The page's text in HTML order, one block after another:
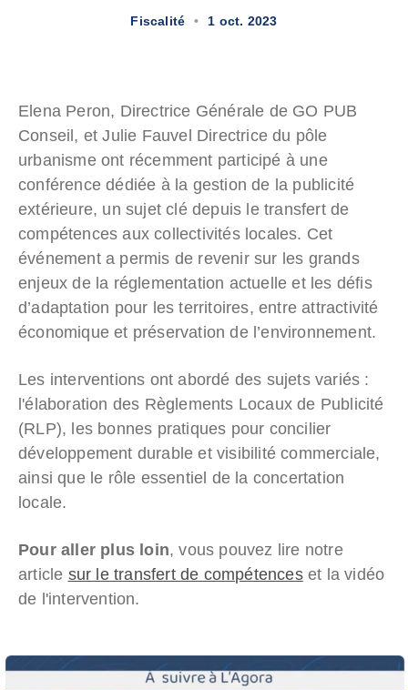
Fiscalité • 1 oct. 2023
Elena Peron, Directrice Générale de GO PUB
Conseil, et Julie Fauvel Directrice du pôle
urbanisme ont récemment participé à une
conférence dédiée à la gestion de la publicité
extérieure, un sujet clé depuis le transfert de
compétences aux collectivités locales. Cet
événement a permis de revenir sur les grands
enjeux de la réglementation actuelle et les défis
d’adaptation pour les territoires, entre attractivité
économique et préservation de l’environnement.
Les interventions ont abordé des sujets variés :
l'élaboration des Règlements Locaux de Publicité
(RLP), les bonnes pratiques pour concilier
développement durable et visibilité commerciale,
ainsi que le rôle essentiel de la concertation
locale.
Pour aller plus loin, vous pouvez lire notre
article sur le transfert de compétenceset la vidéo
de l'intervention.